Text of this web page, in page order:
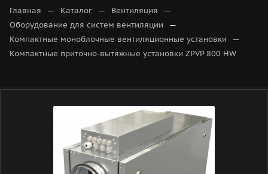
Главная — Каталог — Вентиляция —
Оборудование для систем вентиляции —
Компактные моноблочные вентиляционные установки —
Компактные приточно-вытяжные установки ZPVP 800 HW